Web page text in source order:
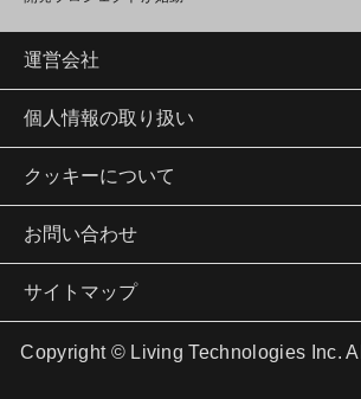
運営会社
個人情報の取り扱い
クッキーについて
お問い合わせ
サイトマップ
Copyright © Living Technologies Inc.